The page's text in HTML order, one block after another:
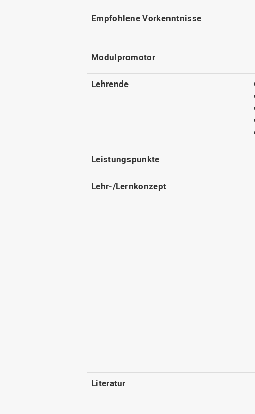
Empfohlene Vorkenntnisse
Modulpromotor
Lehrende
Leistungspunkte
Lehr-/Lernkonzept
Literatur